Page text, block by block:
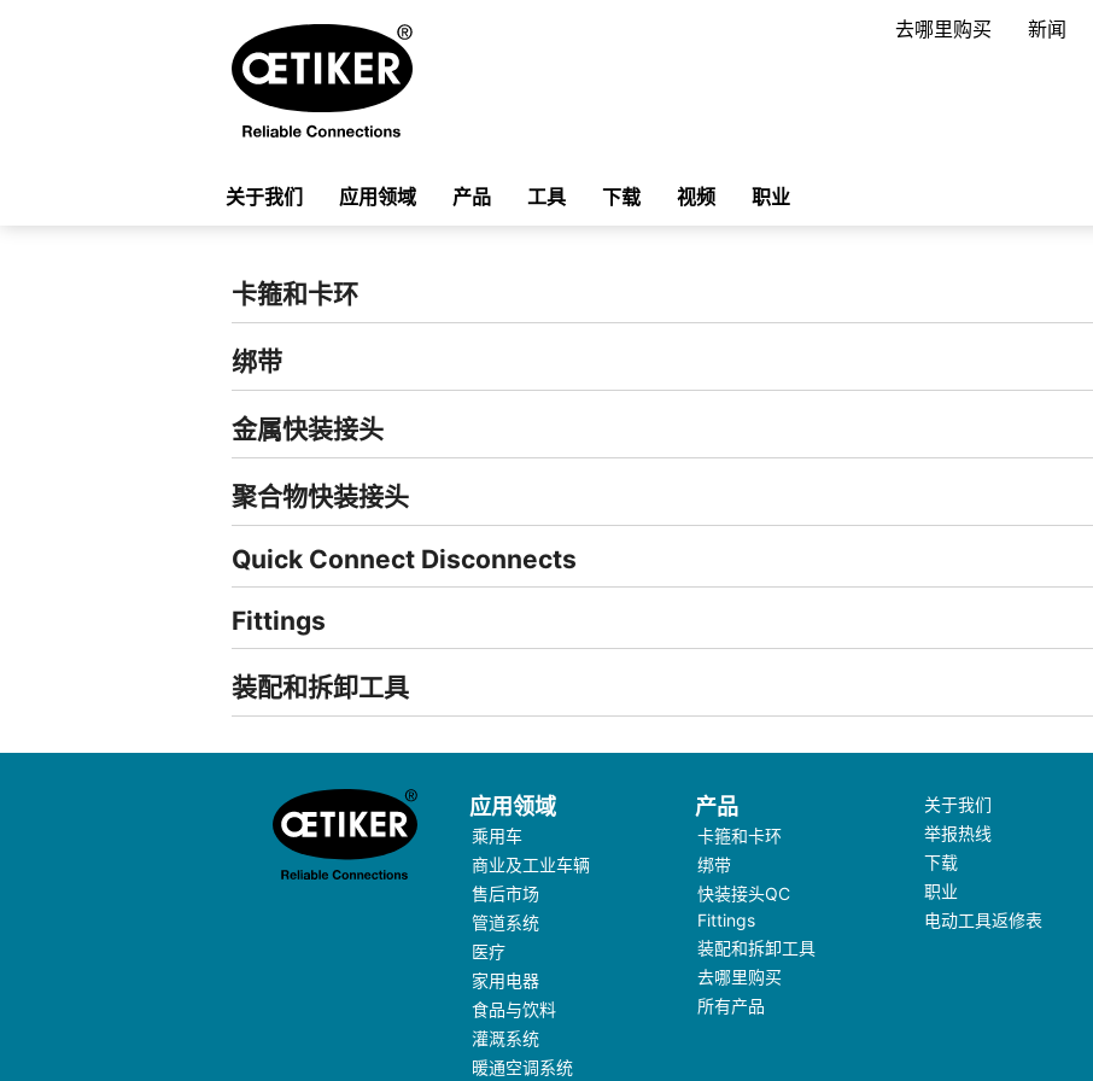
去哪里购买 新闻
关于我们 应用领域 产品 工具 下载 视频 职业
卡箍和卡环
绑带
金属快装接头
聚合物快装接头
Quick Connect Disconnects
Fittings
装配和拆卸工具
应用领域
乘用车
商业及工业车辆
售后市场
管道系统
医疗
家用电器
食品与饮料
灌溉系统
暖通空调系统
产品
卡箍和卡环
绑带
快装接头QC
Fittings
装配和拆卸工具
去哪里购买
所有产品
关于我们
举报热线
下载
职业
电动工具返修表